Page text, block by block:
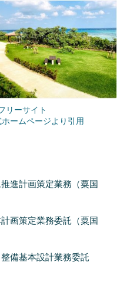
リーサイト
ームページより引用
進計画策定業務（粟国
画策定業務委託（粟国
備基本設計業務委託